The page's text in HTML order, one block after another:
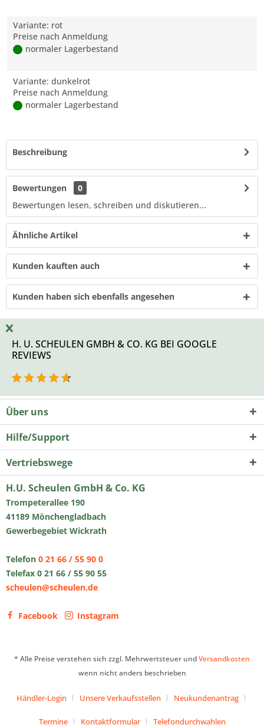
Variante: rot
Preise nach Anmeldung
normaler Lagerbestand
Variante: dunkelrot
Preise nach Anmeldung
normaler Lagerbestand
Beschreibung
Bewertungen
0
Bewertungen lesen, schreiben und diskutieren...
Ähnliche Artikel
Kunden kauften auch
Kunden haben sich ebenfalls angesehen
H. U. SCHEULEN GMBH & CO. KG BEI GOOGLE
REVIEWS
Über uns
Hilfe/Support
Vertriebswege
H.U. Scheulen GmbH & Co. KG
Trompeterallee 190
41189 Mönchengladbach
Gewerbegebiet Wickrath
Telefon 0 21 66 / 55 90 0
Telefax 0 21 66 / 55 90 55
scheulen@scheulen.de
Facebook Instagram
* Alle Preise verstehen sich zzgl. Mehrwertsteuer undVersandkosten
wenn nicht anders beschrieben
Händler-Login Unsere Verkaufsstellen Neukundenantrag
Termine Kontaktformular Telefondurchwahlen